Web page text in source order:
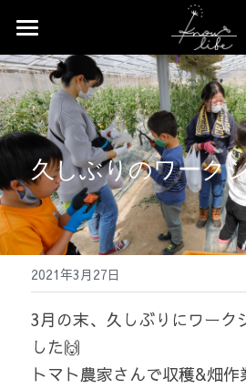
Home
News
Profile
Works
Event
Contact
Shop
久しぶりのワーク
2021年3月27日
3月の末、久しぶりにワーク
した🙌
トマト農家さんで収穫&畑作
ストアカテゴ
すべてのカテゴリー